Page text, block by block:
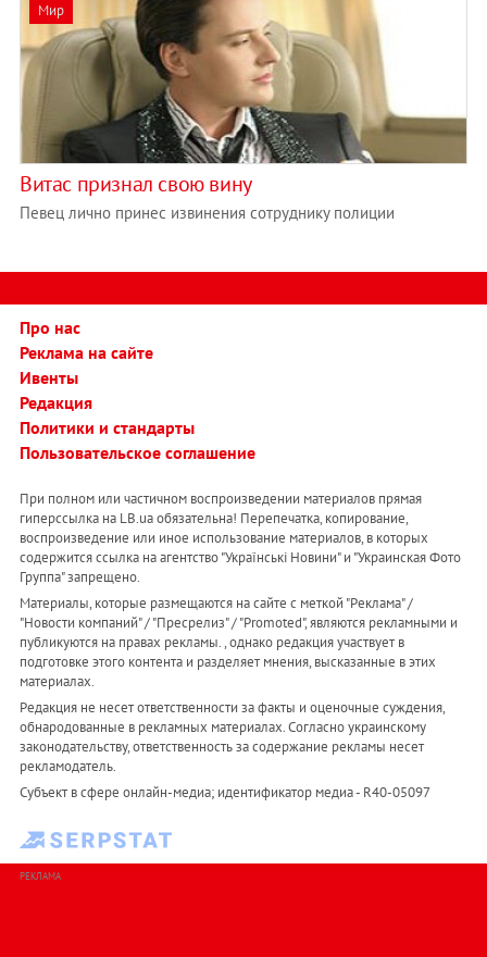
Мир
Витас признал свою вину
Певец лично принес извинения сотруднику полиции
Про нас
Реклама на сайте
Ивенты
Редакция
Политики и стандарты
Пользовательское соглашение
При полном или частичном воспроизведении материалов прямая
гиперссылка на LB.ua обязательна! Перепечатка, копирование,
воспроизведение или иное использование материалов, в которых
содержится ссылка на агентство "Українськi Новини" и "Украинская Фото
Группа" запрещено.
Материалы, которые размещаются на сайте с меткой "Реклама" /
"Новости компаний" / "Пресрелиз" / "Promoted", являются рекламными и
публикуются на правах рекламы. , однако редакция участвует в
подготовке этого контента и разделяет мнения, высказанные в этих
материалах.
Редакция не несет ответственности за факты и оценочные суждения,
обнародованные в рекламных материалах. Согласно украинскому
законодательству, ответственность за содержание рекламы несет
рекламодатель.
Субъект в сфере онлайн-медиа; идентификатор медиа - R40-05097
РЕКЛАМА